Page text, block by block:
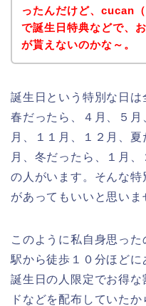
ったんだけど、cucan
で誕生日特典などで、
が貰えないのかな～。
誕生日という特別な日は
春だったら、４月、５
月、１１月、１２月、
月、冬だったら、１月
の人がいます。そんな
があってもいいと思いま
このように私自身思っ
駅から徒歩１０分ほどに
誕生日の人限定でお得
ドなどを配布していたか